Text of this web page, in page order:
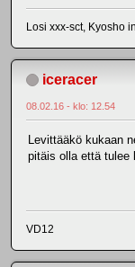
Losi xxx-sct, Kyosho
iceracer
08.02.16 - klo: 12.54
Levittääkö kukaan
pitäis olla että tulee
VD12